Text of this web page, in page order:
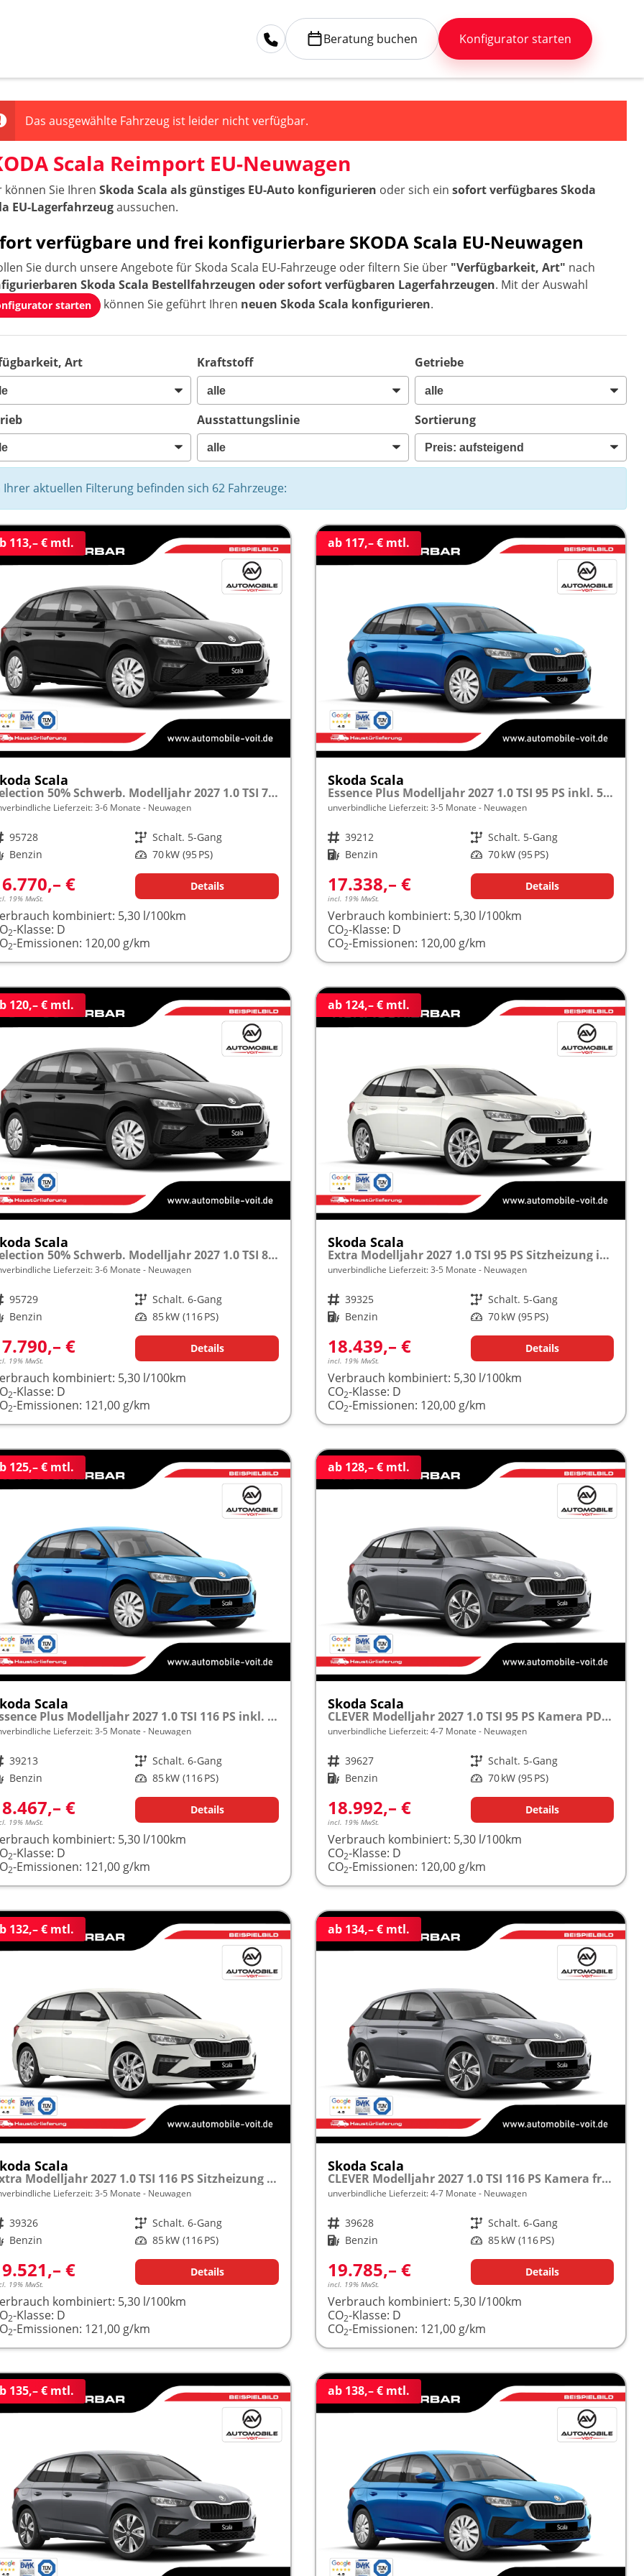
Beratung buchen Konfigurator starten
Das ausgewählte Fahrzeug ist leider nicht verfügbar.
Scala Reimport EU-Neuwagen
können Sie IhrenSkoda Scala als günstiges EU-Auto konfigurieren oder sich einsofort verfügbares Skoda
EU-Lagerfahrzeugaussuchen.
verfügbare und frei konfigurierbare SKODA Scala EU-Neuwagen
Sie durch unsere Angebote für Skoda Scala EU-Fahrzeuge oder filtern Sie über "Verfügbarkeit, Art" nach
Skoda Scala Bestellfahrzeugen oder sofort verfügbaren Lagerfahrzeugen. Mit der Auswahl
starten können Sie geführt Ihren neuen Skoda Scala konfigurieren.
Art Kraftstoff Getriebe
Ausstattungslinie Sortierung
Ihrer aktuellen Filterung befinden sich 62 Fahrzeuge:
113,– € mtl.
Scala
Selection 50% Schwerb. Modelljahr 2027 1.0 TSI 70kW (95PS) "Sonderangebot bei Schwerbehinderung" SHZ/LED/TEMPOMAT frei konfigurierbar!
Lieferzeit: 3-6 Monate Neuwagen
95728 Getriebe Schalt. 5-Gang
Benzin Leistung 70 kW (95 PS)
€
19% MwSt.
Details
kombiniert: 5,30 l/100km
2-Klasse: D
2-Emissionen: 120,00 g/km
ab 117,– € mtl.
Skoda Scala
Essence Plus Modelljahr 2027 1.0 TSI 95 PS inkl. 5 J. Garantie frei konfigurierbar
unverbindliche Lieferzeit: 3-5 Monate Neuwagen
Fahrzeugnr. 39212 Getriebe Schalt. 5-Gang
Kraftstoff Benzin Leistung 70 kW (95 PS)
17.338,– €
incl. 19% MwSt.
Details
Verbrauch kombiniert: 5,30 l/100km
CO2-Klasse: D
CO2-Emissionen: 120,00 g/km
120,– € mtl.
Scala
Selection 50% Schwerb. Modelljahr 2027 1.0 TSI 85kW (116PS) "Sonderangebot bei Schwerbehinderung" SHZ/LED/TEMPOMAT frei konfigurierbar!
Lieferzeit: 3-6 Monate Neuwagen
95729 Getriebe Schalt. 6-Gang
Benzin Leistung 85 kW (116 PS)
€
19% MwSt.
Details
kombiniert: 5,30 l/100km
2-Klasse: D
2-Emissionen: 121,00 g/km
ab 124,– € mtl.
Skoda Scala
Extra Modelljahr 2027 1.0 TSI 95 PS Sitzheizung inkl. 5 J. Garantie frei konfigurierbar
unverbindliche Lieferzeit: 3-5 Monate Neuwagen
Fahrzeugnr. 39325 Getriebe Schalt. 5-Gang
Kraftstoff Benzin Leistung 70 kW (95 PS)
18.439,– €
incl. 19% MwSt.
Details
Verbrauch kombiniert: 5,30 l/100km
CO2-Klasse: D
CO2-Emissionen: 120,00 g/km
125,– € mtl.
Scala
Essence Plus Modelljahr 2027 1.0 TSI 116 PS inkl. 5 J. Garantie frei konfigurierbar
Lieferzeit: 3-5 Monate Neuwagen
39213 Getriebe Schalt. 6-Gang
Benzin Leistung 85 kW (116 PS)
€
19% MwSt.
Details
kombiniert: 5,30 l/100km
2-Klasse: D
2-Emissionen: 121,00 g/km
ab 128,– € mtl.
Skoda Scala
CLEVER Modelljahr 2027 1.0 TSI 95 PS Kamera PDC frei konfigurierbar!
unverbindliche Lieferzeit: 4-7 Monate Neuwagen
Fahrzeugnr. 39627 Getriebe Schalt. 5-Gang
Kraftstoff Benzin Leistung 70 kW (95 PS)
18.992,– €
incl. 19% MwSt.
Details
Verbrauch kombiniert: 5,30 l/100km
CO2-Klasse: D
CO2-Emissionen: 120,00 g/km
132,– € mtl.
Scala
Extra Modelljahr 2027 1.0 TSI 116 PS Sitzheizung inkl. 5 J. Garantie frei konfigurierbar
Lieferzeit: 3-5 Monate Neuwagen
39326 Getriebe Schalt. 6-Gang
Benzin Leistung 85 kW (116 PS)
€
19% MwSt.
Details
kombiniert: 5,30 l/100km
2-Klasse: D
2-Emissionen: 121,00 g/km
ab 134,– € mtl.
Skoda Scala
CLEVER Modelljahr 2027 1.0 TSI 116 PS Kamera frei konfigurierbar!
unverbindliche Lieferzeit: 4-7 Monate Neuwagen
Fahrzeugnr. 39628 Getriebe Schalt. 6-Gang
Kraftstoff Benzin Leistung 85 kW (116 PS)
19.785,– €
incl. 19% MwSt.
Details
Verbrauch kombiniert: 5,30 l/100km
CO2-Klasse: D
CO2-Emissionen: 121,00 g/km
135,– € mtl. ab 138,– € mtl.